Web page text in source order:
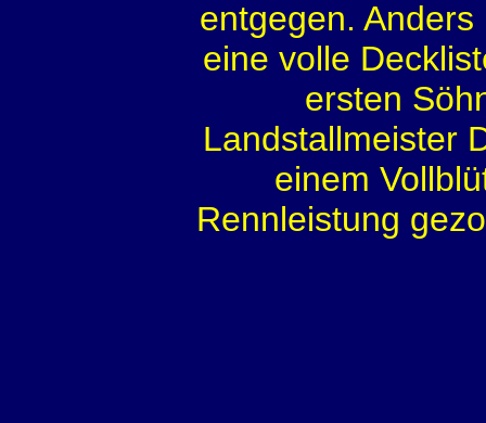
entgegen.
eine volle
ersten
Landstallmeister
einem
Rennleistung